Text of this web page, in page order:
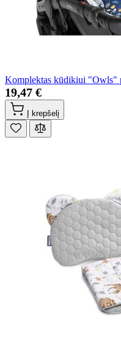
Komplektas kūdikiui "Owls"
19,47 €
Į krepšelį